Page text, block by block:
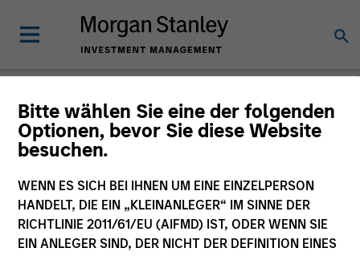
Bitte wählen Sie eine der folgenden
Optionen, bevor Sie diese Website
besuchen.
WENN ES SICH BEI IHNEN UM EINE EINZELPERSON
HANDELT, DIE EIN „KLEINANLEGER“ IM SINNE DER
RICHTLINIE 2011/61/EU (AIFMD) IST, ODER WENN SIE
EIN ANLEGER SIND, DER NICHT DER DEFINITION EINES
Morgan Stanley
Investment Funds
Änderung des Fondsvehikels